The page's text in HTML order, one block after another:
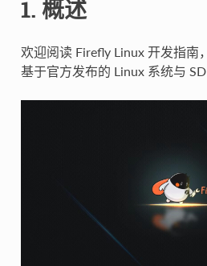
1. 概述
欢迎阅读 Firefly Linux 开发指南
基于官方发布的 Linux 系统与